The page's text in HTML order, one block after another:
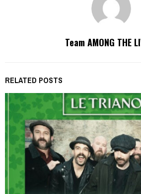
Team AMONG THE
RELATED POSTS